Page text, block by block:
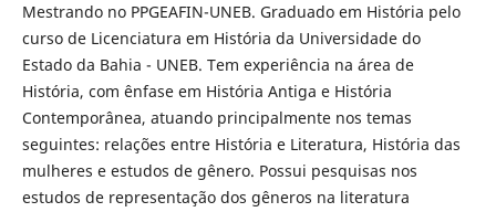
Mestrando no PPGEAFIN-UNEB. Graduado em História pelo
curso de Licenciatura em História da Universidade do
Estado da Bahia - UNEB. Tem experiência na área de
História, com ênfase em História Antiga e História
Contemporânea, atuando principalmente nos temas
seguintes: relações entre História e Literatura, História das
mulheres e estudos de gênero. Possui pesquisas nos
estudos de representação dos gêneros na literatura